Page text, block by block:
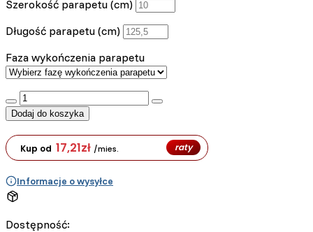
Szerokość parapetu (cm)
Długość parapetu (cm)
Faza wykończenia parapetu
:product_name quantity
Dodaj do koszyka
Kup od 17,21zł /mies. raty
Informacje o wysyłce
Dostępność: